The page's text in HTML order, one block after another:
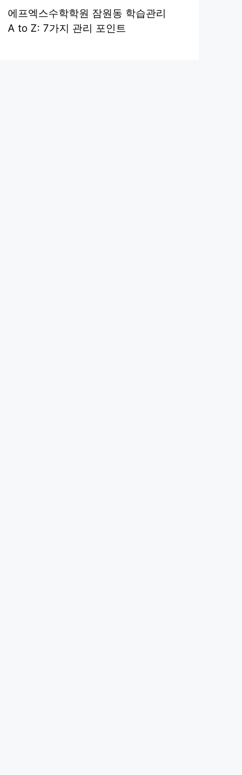
에프엑스수학학원 잠원동 학습관리
A to Z: 7가지 관리 포인트